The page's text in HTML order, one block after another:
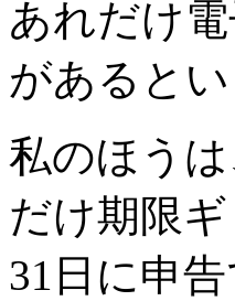
あれだけ
があると
私のほう
だけ期限
31日に申告